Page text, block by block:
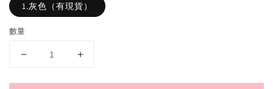
1.灰色（有現貨）
數量